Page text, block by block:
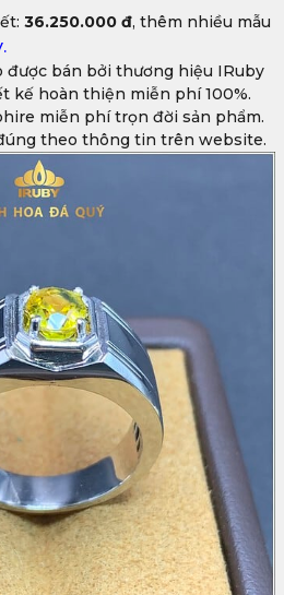
36.250.000 đ, thêm nhiều mẫu
.
được bán bởi thương hiệu IRuby
kế hoàn thiện miễn phí 100%.
miễn phí trọn đời sản phẩm.
theo thông tin trên website.